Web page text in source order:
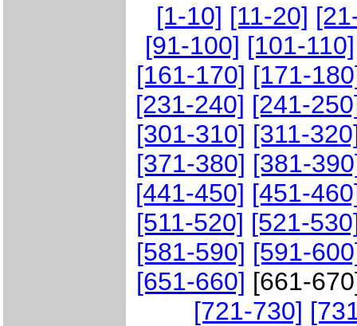
[1-10] [11-20]
[91-100] [101-110]
[161-170] [171-
[231-240] [241-
[301-310] [311-
[371-380] [381-
[441-450] [451-
[511-520] [521-
[581-590] [591-
[651-660] [661-
[721-730]